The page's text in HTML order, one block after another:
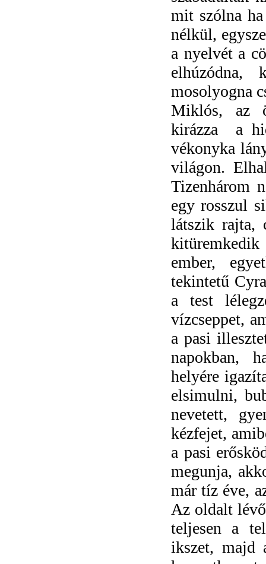
mit szólna
nélkül,
a nyelvét a
elhúzódna,
mosolyogna
Miklós, az
kirázza
a
vékonyka
világon.
Tizenhárom
egy rosszul
látszik rajta,
kitüremkedik
ember,
tekintetű
a test
vízcseppet,
a pasi
napokban,
helyére
elsimulni,
nevetett,
kézfejet,
a pasi
megunja,
már tíz éve,
Az oldalt
teljesen a
ikszet, majd